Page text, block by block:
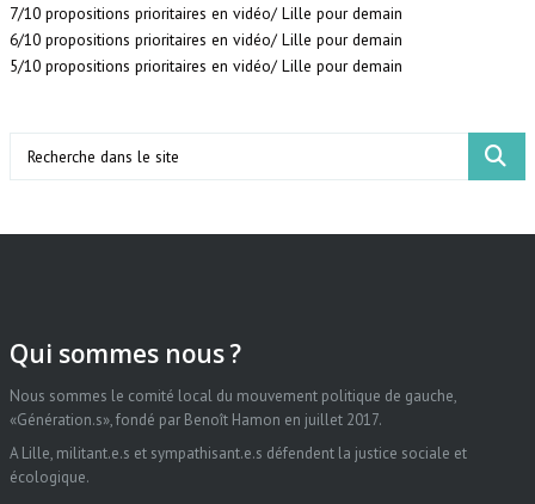
7/10 propositions prioritaires en vidéo/ Lille pour demain
6/10 propositions prioritaires en vidéo/ Lille pour demain
5/10 propositions prioritaires en vidéo/ Lille pour demain
Qui sommes nous ?
Nous sommes le comité local du mouvement politique de gauche,
«Génération.s», fondé par Benoît Hamon en juillet 2017.
A Lille, militant.e.s et sympathisant.e.s défendent la justice sociale et
écologique.